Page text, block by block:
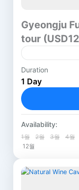
Gyeongju
tour
Time :
Please
Address :
385,
1 Person
Duration
1 Day
Availability:
1월 2월 3월 4월
12월